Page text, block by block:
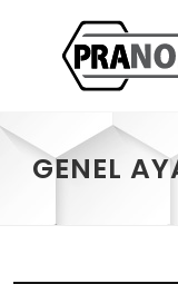
GENEL